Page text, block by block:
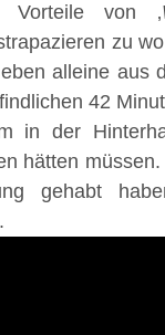
Vorteile von ‚
zu
alleine aus
42
in der
hätten müssen.
gehabt